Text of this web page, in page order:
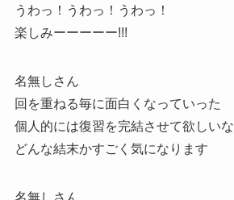
うわっ！うわっ！うわっ！
楽しみーーーーー!!!
名無しさん
回を重ねる毎に面白くなっていった
個人的には復習を完結させて欲しいな
どんな結末かすごく気になります
名無しさん